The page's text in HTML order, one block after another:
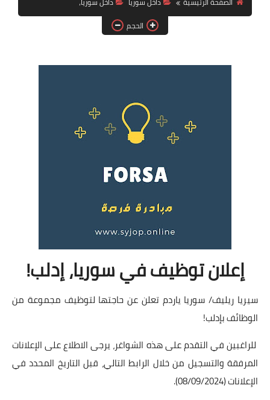
فرص عمل في العراق
فرص عمل في اليمن
فرص عمل في السودان
الحجم
إعلان توظيف في سوريا، إدلب!
سيريا ريليف/ سوريا ياردم تعلن عن حاجتها لتوظيف مجموعة من
الوظائف بإدلب!
للراغبين في التقدم على هذه الشواغر، يرجى الاطلاع على الإعلانات
المرفقة والتسجيل من خلال الرابط التالي، قبل التاريخ المحدد في
الإعلانات (08/09/2024).